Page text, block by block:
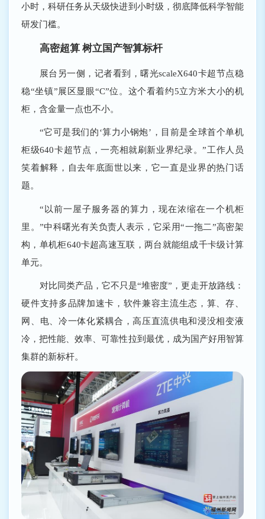
小时，科研任务从天级快进到小时级，彻底降低科学智能
研发门槛。
高密超算 树立国产智算标杆
展台另一侧，记者看到，曙光scaleX640卡超节点稳
稳“坐镇”展区显眼“C”位。这个看着约5立方米大小的机
柜，含金量一点也不小。
“它可是我们的‘算力小钢炮’，目前是全球首个单机
柜级640卡超节点，一亮相就刷新业界纪录。”工作人员
笑着解释，自去年底面世以来，它一直是业界的热门话
题。
“以前一屋子服务器的算力，现在浓缩在一个机柜
里。”中科曙光有关负责人表示，它采用“一拖二”高密架
构，单机柜640卡超高速互联，两台就能组成千卡级计算
单元。
对比同类产品，它不只是“堆密度”，更走开放路线：
硬件支持多品牌加速卡，软件兼容主流生态，算、存、
网、电、冷一体化紧耦合，高压直流供电和浸没相变液
冷，把性能、效率、可靠性拉到最优，成为国产好用智算
集群的新标杆。